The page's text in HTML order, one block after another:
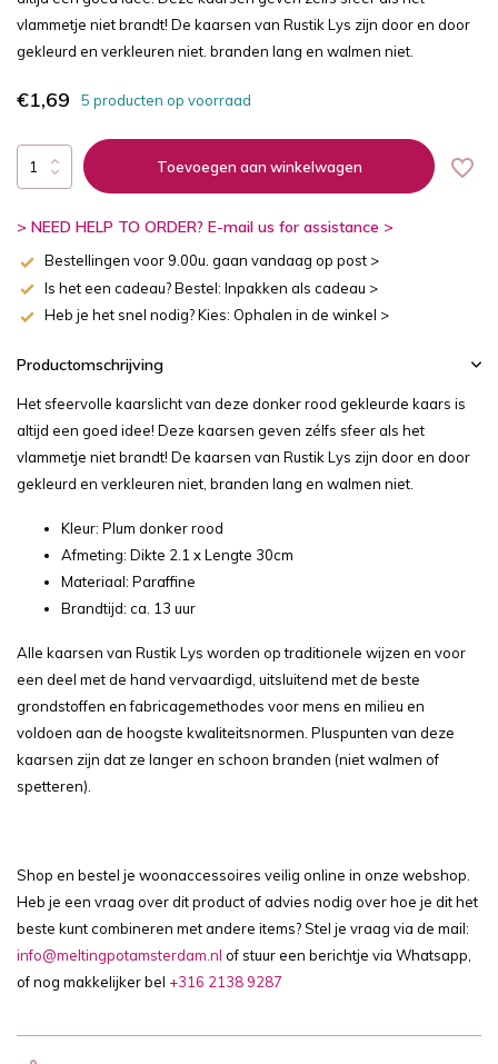
vlammetje niet brandt! De kaarsen van Rustik Lys zijn door en door
gekleurd en verkleuren niet. branden lang en walmen niet.
€1,69 5 producten op voorraad
Toevoegen aan winkelwagen
> NEED HELP TO ORDER? E-mail us for assistance >
Bestellingen voor 9.00u. gaan vandaag op post >
Is het een cadeau? Bestel: Inpakken als cadeau >
Heb je het snel nodig? Kies: Ophalen in de winkel >
Productomschrijving
Het sfeervolle kaarslicht van deze donker rood gekleurde kaars is
altijd een goed idee! Deze kaarsen geven zélfs sfeer als het
vlammetje niet brandt! De kaarsen van Rustik Lys zijn door en door
gekleurd en verkleuren niet, branden lang en walmen niet.
Kleur: Plum donker rood
Afmeting: Dikte 2.1 x Lengte 30cm
Materiaal: Paraffine
Brandtijd: ca. 13 uur
Alle kaarsen van Rustik Lys worden op traditionele wijzen en voor
een deel met de hand vervaardigd, uitsluitend met de beste
grondstoffen en fabricagemethodes voor mens en milieu en
voldoen aan de hoogste kwaliteitsnormen. Pluspunten van deze
kaarsen zijn dat ze langer en schoon branden (niet walmen of
spetteren).
Shop en bestel je woonaccessoires veilig online in onze webshop.
Heb je een vraag over dit product of advies nodig over hoe je dit het
beste kunt combineren met andere items? Stel je vraag via de mail:
info@meltingpotamsterdam.nl of stuur een berichtje via Whatsapp,
of nog makkelijker bel +316 2138 9287